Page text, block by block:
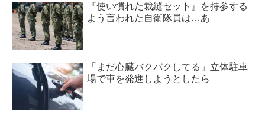
『使い慣れた裁縫セット』を持参する
よう言われた自衛隊員は…あ
「まだ心臓バクバクしてる」立体駐車
場で車を発進しようとしたら